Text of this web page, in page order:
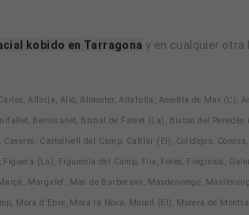
kobido en Tarragona y en cualquier otra
Alforja, Alió, Almoster, Altafulla, Ametlla de Mar (L'),
Benissanet, Bisbal de Falset (La), Bisbal del
Castellvell del Camp, Catllar (El), Colldejou,
(La), Figuerola del Camp, Flix, Forès, Freginals,
Margalef, Mas de Barberans, Masdenverge,
Móra d'Ebre, Móra la Nova, Morell (El), Morera de